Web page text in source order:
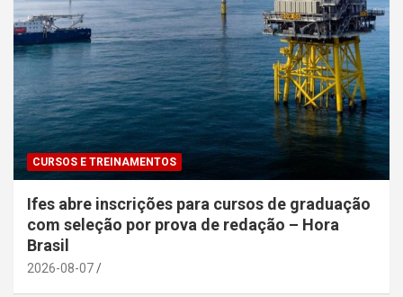
CURSOS E TREINAMENTOS
Ifes abre inscrições para cursos de graduação
com seleção por prova de redação – Hora
Brasil
2026-08-07